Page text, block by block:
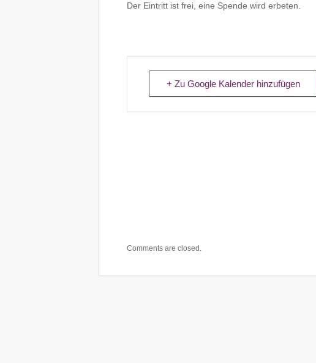
Der Eintritt ist frei, eine Spende wird erbeten.
+ Zu Google Kalender hinzufügen
Comments are closed.